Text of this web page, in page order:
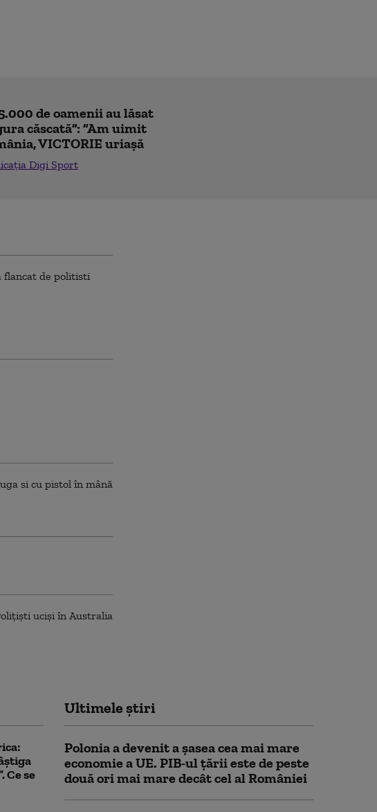
de oamenii au lăsat
căscată”: ”Am uimit
VICTORIE uriașă
Digi Sport
Ce se
Ultimele știri
Polonia a devenit a șasea cea mai mare
economie a UE. PIB-ul țării este de peste
două ori mai mare decât cel al României